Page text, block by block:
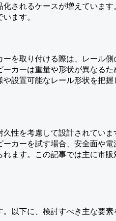
されるケースが増えていま
ます。
を取り付ける際は、レール
カーは重量や形状が異なる
設置可能なレール形状を把
性を考慮して設計されてい
カーを試す場合、安全面や
ます。この記事では主に市
以下に、検討すべき主な要素